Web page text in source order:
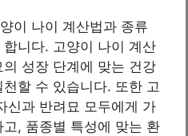
이 나이 계산법과 종류
니다. 고양이 나이 계산
성장 단계에 맞는 건강
할 수 있습니다. 또한 고
신과 반려묘 모두에게 가
, 품종별 특성에 맞는 환